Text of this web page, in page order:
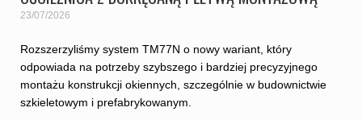
23/07/2026
Rozszerzyliśmy system TM77N o nowy wariant, który
odpowiada na potrzeby szybszego i bardziej precyzyjnego
montażu konstrukcji okiennych, szczególnie w budownictwie
szkieletowym i prefabrykowanym.